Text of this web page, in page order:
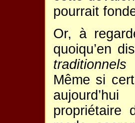
pourrait
Or, à
quoiqu’en
Même si
propriétaire